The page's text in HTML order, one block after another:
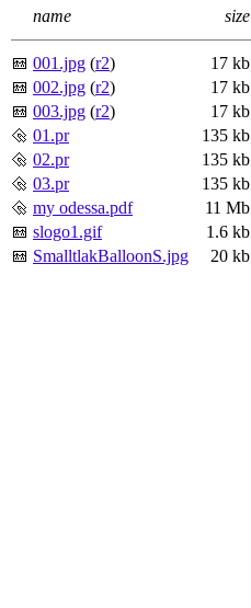
name size
001.jpg (r2) 17 kb
002.jpg (r2) 17 kb
003.jpg (r2) 17 kb
01.pr
135 kb
02.pr
135 kb
03.pr
135 kb
my odessa.pdf
11 Mb
slogo1.gif
1.6 kb
SmalltlakBalloonS.jpg
20 kb